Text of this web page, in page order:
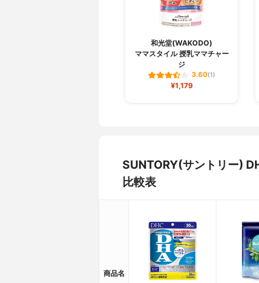
和光堂(WAKODO)
ママスタイル 授乳ママチャー
ジ
3.60(1)
¥1,179
SUNTORY(サントリー)
比較表
商品名